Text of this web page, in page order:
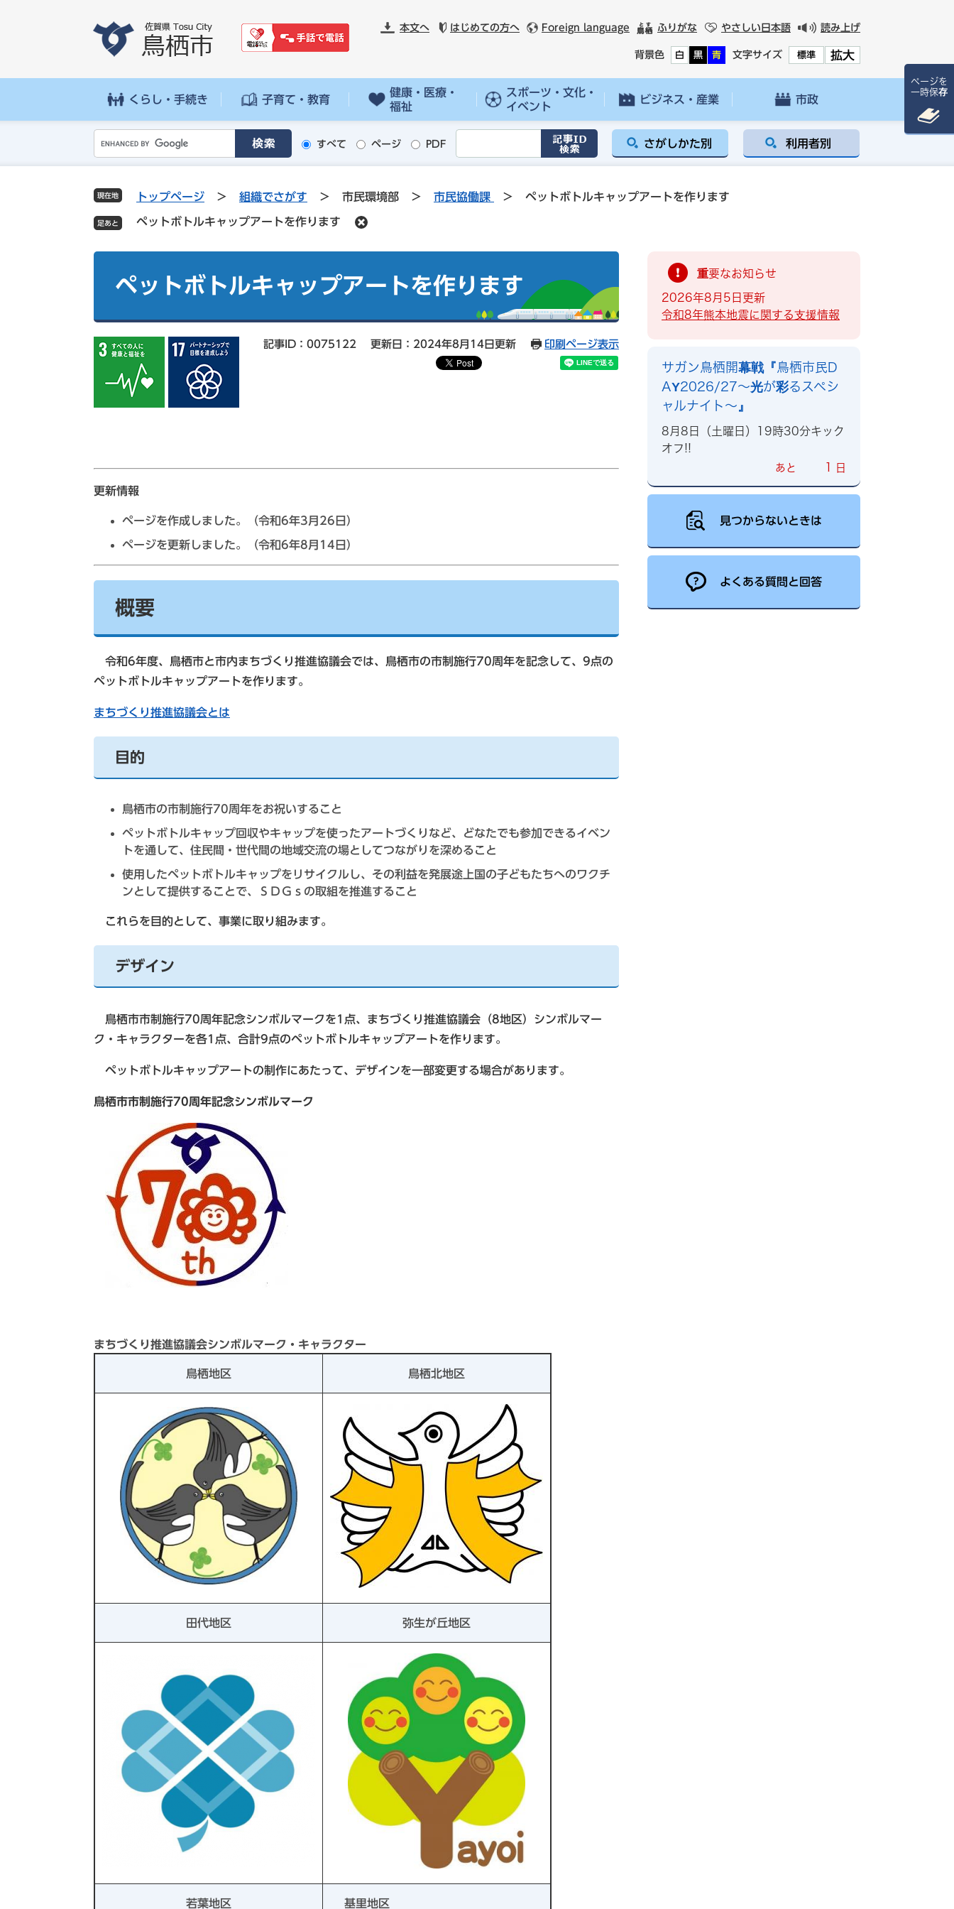
先
を
本文へ はじめての方へ Foreign language ふりがな やさしい日本語 読み上げ
背景色 白 黒 青 文字サイズ 標準 拡大
くらし・手続き 子育て・教育
健康・医療・
福祉
スポーツ・文化・
イベント
ビジネス・産業 市政
o
g
l
e
ス
索
すべて ページ PDF さがしかた別 利用者別
現在地 トップページ > 組織でさがす > 市民環境部 > 市民協働課 > ペットボトルキャップアートを作ります
ペットボトルキャップアートを作ります
ペットボトルキャップアートを作ります
記事ID：0075122 更新日：2024年8月14日更新 印刷ページ表示
更新情報
ページを作成しました。（令和6年3月26日）
ページを更新しました。（令和6年8月14日）
概要
令和6年度、鳥栖市と市内まちづくり推進協議会では、鳥栖市の市制施行70周年を記念して、9点の
ペットボトルキャップアートを作ります。
まちづくり推進協議会とは
目的
鳥栖市の市制施行70周年をお祝いすること
ペットボトルキャップ回収やキャップを使ったアートづくりなど、どなたでも参加できるイベン
トを通して、住民間・世代間の地域交流の場としてつながりを深めること
使用したペットボトルキャップをリサイクルし、その利益を発展途上国の子どもたちへのワクチ
ンとして提供することで、ＳＤＧｓの取組を推進すること
これらを目的として、事業に取り組みます。
デザイン
鳥栖市市制施行70周年記念シンボルマークを1点、まちづくり推進協議会（8地区）シンボルマー
ク・キャラクターを各1点、合計9点のペットボトルキャップアートを作ります。
ペットボトルキャップアートの制作にあたって、デザインを一部変更する場合があります。
鳥栖市市制施行70周年記念シンボルマーク
まちづくり推進協議会シンボルマーク・キャラクター
鳥栖地区 鳥栖北地区
田代地区 弥生が丘地区
若葉地区 基里地区
重要なお知らせ
2026年8月5日更新
令和8年熊本地震に関する支援情報
サガン鳥栖開幕戦『鳥栖市民D
AY2026/27～光が彩るスペシ
ャルナイト～』
8月8日（土曜日）19時30分キック
オフ!!
あと 1 日
見つからないときは
よくある質問と回答
ページを
一時保存